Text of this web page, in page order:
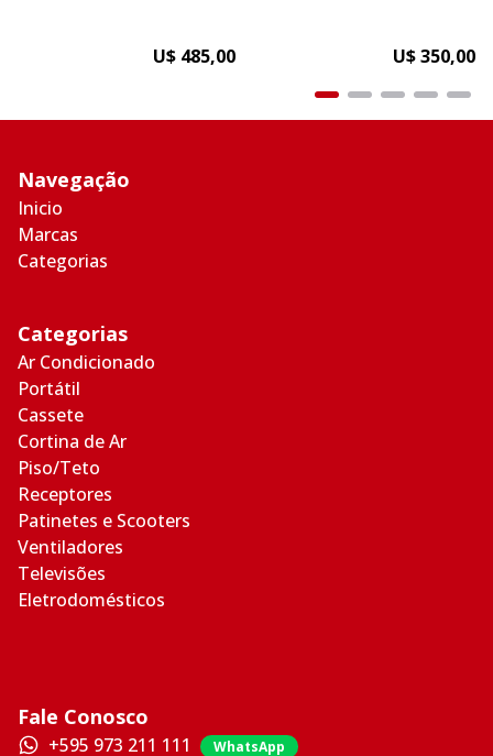
U$ 485,00 U$ 350,00
Navegação
Inicio
Marcas
Categorias
Categorias
Ar Condicionado
Portátil
Cassete
Cortina de Ar
Piso/Teto
Receptores
Patinetes e Scooters
Ventiladores
Televisões
Eletrodomésticos
Fale Conosco
+595 973 211 111 WhatsApp